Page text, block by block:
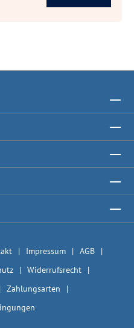
Impressum
AGB
Widerrufsrecht
Zahlungsarten